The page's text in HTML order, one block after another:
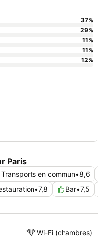
Paris
Transports en commun•8,6
•7,8 Bar•7,5
37%
29%
11%
11%
12%
Wi-Fi (chambres)